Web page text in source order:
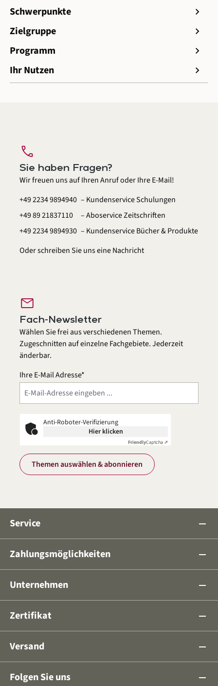
Schwerpunkte
chevron_right
Zielgruppe
chevron_right
Programm
chevron_right
Ihr Nutzen
chevron_right
call
Sie haben Fragen?
Wir freuen uns auf Ihren Anruf oder Ihre E-Mail!
+49 2234 9894940 – Kundenservice Schulungen
+49 89 21837110
– Aboservice Zeitschriften
+49 2234 9894930 – Kundenservice Bücher & Produkte
Oder schreiben Sie uns eineNachricht
mail
Fach-Newsletter
Wählen Sie frei aus verschiedenen Themen.
Zugeschnitten auf einzelne Fachgebiete. Jederzeit
änderbar.
Ihre E-Mail Adresse*
Anti-Roboter-Verifizierung
Hier klicken
FriendlyCaptcha ⇗
Themen auswählen & abonnieren
Service remove
Zahlungsmöglichkeiten remove
Unternehmen remove
Zertifikat remove
Versand remove
Folgen Sie uns remove